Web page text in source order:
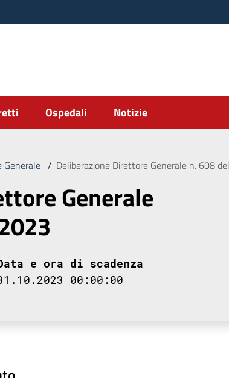
Ospedali Notizie
Generale / Deliberazione Direttore Generale n. 608
Generale
e ora di scadenza
00:00:00